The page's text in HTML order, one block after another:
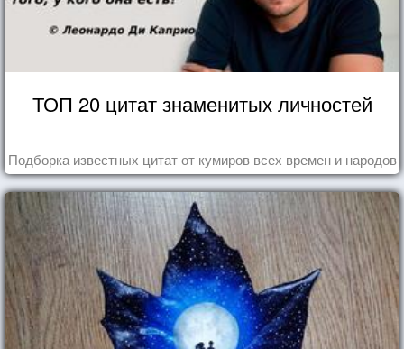
ТОП 20 цитат знаменитых личностей
Подборка известных цитат от кумиров всех времен и народов